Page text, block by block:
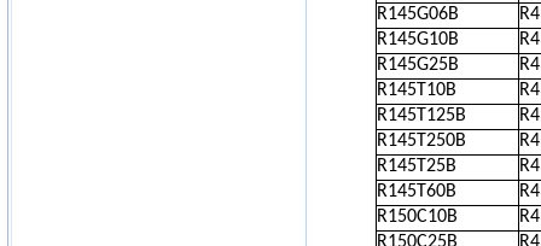
R145G06B
R145G10B
R145G25B
R145T10B
R145T125B
R145T250B
R145T25B
R145T60B
R150C10B